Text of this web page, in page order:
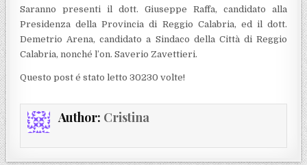
Saranno presenti il dott. Giuseppe Raffa, candidato alla
Presidenza della Provincia di Reggio Calabria, ed il dott.
Demetrio Arena, candidato a Sindaco della Città di Reggio
Calabria, nonché l’on. Saverio Zavettieri.
Questo post é stato letto 30230 volte!
Author: Cristina